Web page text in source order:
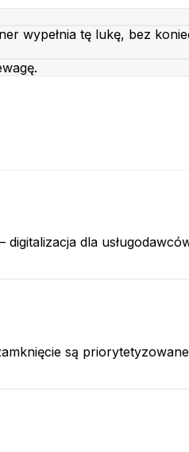
wypełnia tę lukę, bez
dla
są